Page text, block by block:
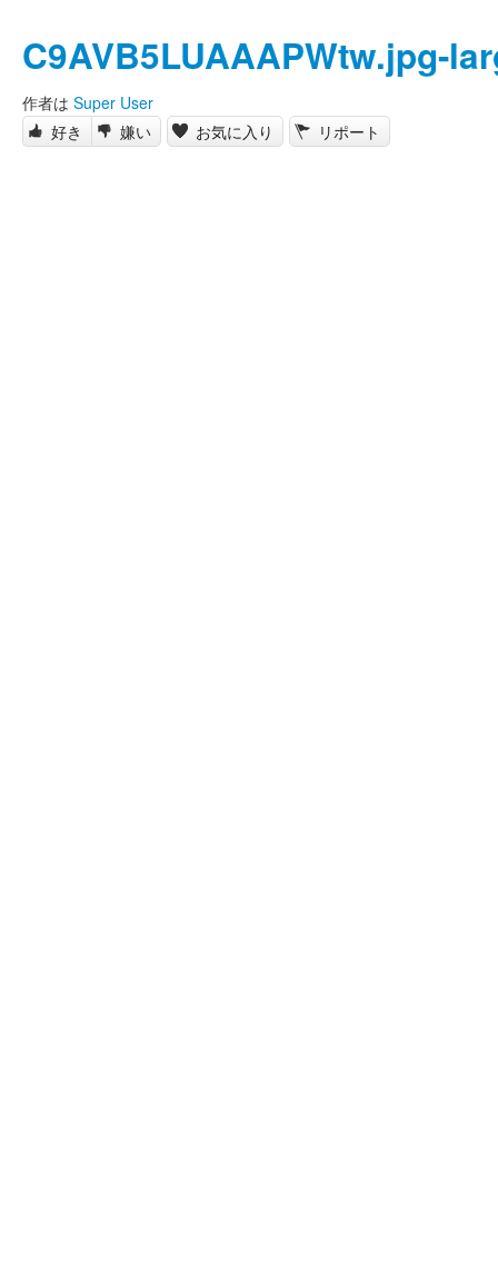
C9AVB5LUAAAPWtw.jpg-
作者は Super User
好き
嫌い お気に入り リポート